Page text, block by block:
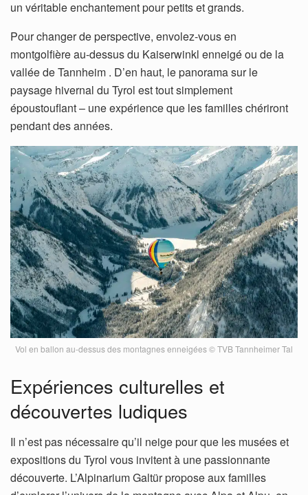
un véritable enchantement pour petits et grands.
Pour changer de perspective, envolez-vous en
montgolfière au-dessus du Kaiserwinkl enneigé ou de la
vallée de Tannheim . D’en haut, le panorama sur le
paysage hivernal du Tyrol est tout simplement
époustouflant – une expérience que les familles chériront
pendant des années.
Vol en ballon au-dessus des montagnes enneigées © TVB Tannheimer Tal
Expériences culturelles et
découvertes ludiques
Il n’est pas nécessaire qu’il neige pour que les musées et
expositions du Tyrol vous invitent à une passionnante
découverte. L’Alpinarium Galtür propose aux familles